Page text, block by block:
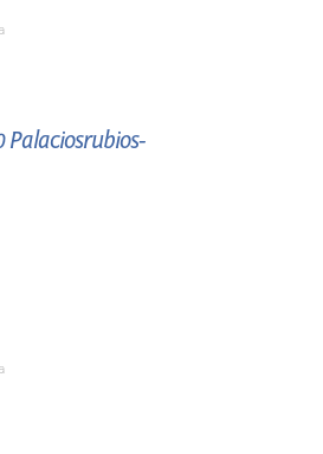
Palaciosrubios-